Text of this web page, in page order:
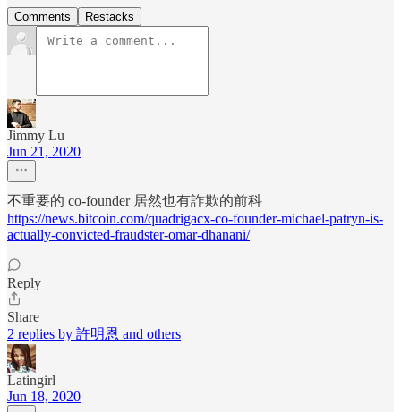
Comments Restacks
Jimmy Lu
Jun 21, 2020
不重要的 co-founder 居然也有詐欺的前科
https://news.bitcoin.com/quadrigacx-co-founder-michael-patryn-is-
actually-convicted-fraudster-omar-dhanani/
Reply
Share
2 replies by 許明恩 and others
Latingirl
Jun 18, 2020